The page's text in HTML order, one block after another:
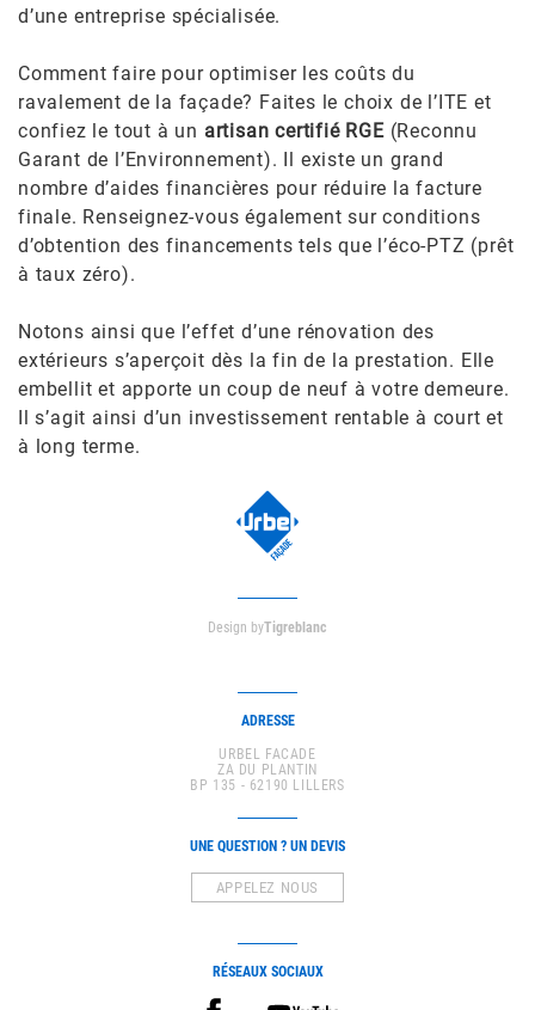
d’une entreprise spécialisée.
Comment faire pour optimiser les coûts du
ravalement de la façade? Faites le choix de l’ITE et
confiez le tout à un artisan certifié RGE(Reconnu
Garant de l’Environnement). Il existe un grand
nombre d’aides financières pour réduire la facture
finale. Renseignez-vous également sur conditions
d’obtention des financements tels que l’éco-PTZ (prêt
à taux zéro).
Notons ainsi que l’effet d’une rénovation des
extérieurs s’aperçoit dès la fin de la prestation. Elle
embellit et apporte un coup de neuf à votre demeure.
Il s’agit ainsi d’un investissement rentable à court et
à long terme.
Design byTigreblanc
ADRESSE
URBEL FACADE
ZA DU PLANTIN
BP 135 - 62190 LILLERS
UNE QUESTION ? UN DEVIS
APPELEZ NOUS
RÉSEAUX SOCIAUX